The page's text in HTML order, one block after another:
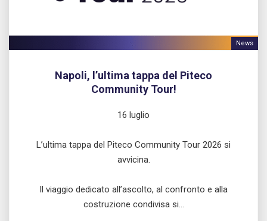
News
Napoli, l’ultima tappa del Piteco
Community Tour!
16 luglio
L’ultima tappa del Piteco Community Tour 2026 si
avvicina.
Il viaggio dedicato all’ascolto, al confronto e alla
costruzione condivisa si…